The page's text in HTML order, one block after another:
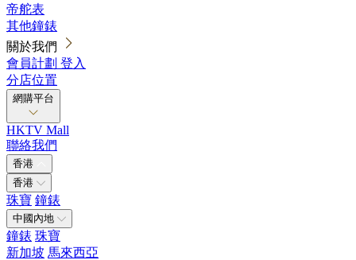
帝舵表
其他鐘錶
關於我們
會員計劃 登入
分店位置
網購平台
HKTV Mall
聯絡我們
香港
香港
珠寶 鐘錶
中國內地
鐘錶 珠寶
新加坡 馬來西亞